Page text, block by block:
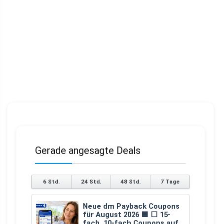
Gerade angesagte Deals
6 Std. 24 Std. 48 Std. 7 Tage
Neue dm Payback Coupons
für August 2026 🟦 ⬜ 15-